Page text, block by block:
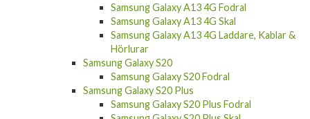
Samsung Galaxy A13 4G Fodral
Samsung Galaxy A13 4G Skal
Samsung Galaxy A13 4G Laddare, Kablar &
Hörlurar
Samsung Galaxy S20
Samsung Galaxy S20 Fodral
Samsung Galaxy S20 Plus
Samsung Galaxy S20 Plus Fodral